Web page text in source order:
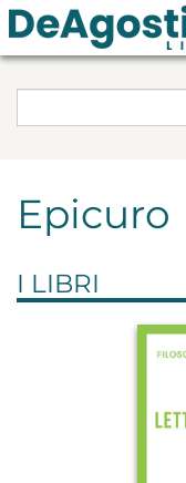
Epicuro
I LIBRI